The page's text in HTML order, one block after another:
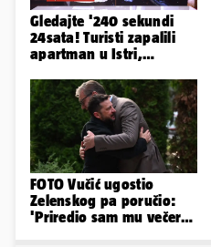
Gledajte '240 sekundi
24sata! Turisti zapalili
apartman u Istri,
završena'
FOTO Vučić ugostio
Zelenskog pa poručio:
'Priredio sam mu večeru